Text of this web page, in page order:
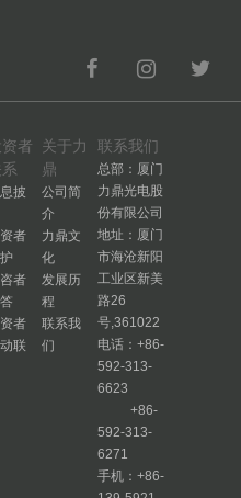
者
披
者
者
者
联
关于力
鼎
公司简
介
力鼎文
化
发展历
程
联系我
们
联系我们
总部：厦门
力鼎光电股
份有限公司
地址：厦门
市海沧新阳
工业区新美
路26
号,361022
电话：+86-
592-313-
6623
+86-
592-313-
6271
手机：+86-